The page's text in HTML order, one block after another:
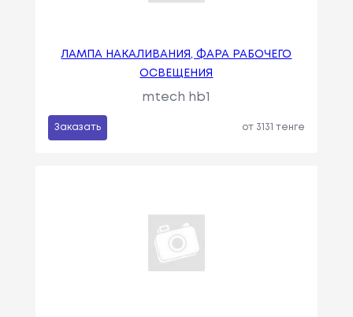
ЛАМПА НАКАЛИВАНИЯ, ФАРА РАБОЧЕГО
ОСВЕЩЕНИЯ
mtech hb1
Заказать от 3131 тенге